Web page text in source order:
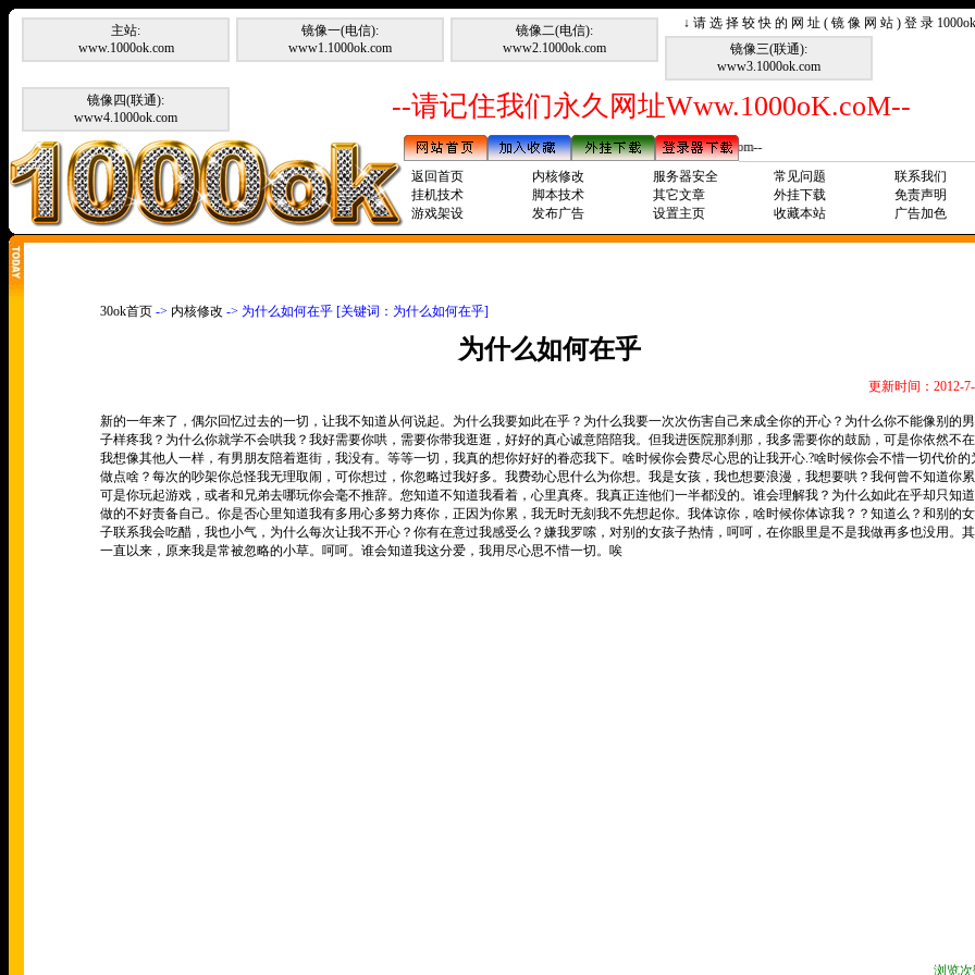
↓ 请 选 择 较 快 的 网 址 ( 镜 像 网 站 ) 登 录
主站:
www.1000ok.com
镜像一(电信):
www1.1000ok.com
镜像二(电信):
www2.1000ok.com
镜像三(联通):
www3.1000ok.com
镜像四(联通):
www4.1000ok.com
--请记住我们永久网址Www.1000oK.coM--
--请记住我们永久网址Www.1000ok.Com--
返回首页
内核修改 服务器安全 常见问题
联系我们
挂机技术
脚本技术 其它文章 外挂下载
免责声明
游戏架设
发布广告 设置主页 收藏本站 广告加色
30ok首页 -> 内核修改 -> 为什么如何在乎 [关键词：为什么如何在乎]
为什么如何在乎
更新时间：2012-
新的一年来了，偶尔回忆过去的一切，让我不知道从何说起。为什么我要如此在乎？为什么我要一次次伤害自己来成全你的开心？为什么你不能像别的
子样疼我？为什么你就学不会哄我？我好需要你哄，需要你带我逛逛，好好的真心诚意陪陪我。但我进医院那刹那，我多需要你的鼓励，可是你依然不在
我想像其他人一样，有男朋友陪着逛街，我没有。等等一切，我真的想你好好的眷恋我下。啥时候你会费尽心思的让我开心.?啥时候你会不惜一切代价的
做点啥？每次的吵架你总怪我无理取闹，可你想过，你忽略过我好多。我费劲心思什么为你想。我是女孩，我也想要浪漫，我想要哄？我何曾不知道你累
可是你玩起游戏，或者和兄弟去哪玩你会毫不推辞。您知道不知道我看着，心里真疼。我真正连他们一半都没的。谁会理解我？为什么如此在乎却只知
做的不好责备自己。你是否心里知道我有多用心多努力疼你，正因为你累，我无时无刻我不先想起你。我体谅你，啥时候你体谅我？？知道么？和别的
子联系我会吃醋，我也小气，为什么每次让我不开心？你有在意过我感受么？嫌我罗嗦，对别的女孩子热情，呵呵，在你眼里是不是我做再多也没用。
一直以来，原来我是常被忽略的小草。呵呵。谁会知道我这分爱，我用尽心思不惜一切。唉
浏览次